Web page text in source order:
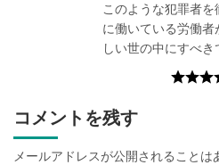
このような犯罪者
に働いている労働
しい世の中にすべき
コメントを残す
メールアドレスが公開されることは